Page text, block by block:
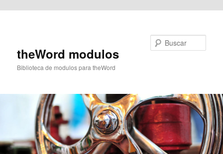
theWord modulos
Biblioteca de modulos para theWord